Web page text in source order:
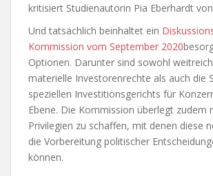
kritisiert Studienautorin Pia Eberhardt von
Und tatsächlich beinhaltet ein
Kommission vom September 2020
Optionen. Darunter sind sowohl
materielle Investorenrechte als auch die
speziellen Investitionsgerichts für
Ebene. Die Kommission überlegt zudem
Privilegien zu schaffen, mit denen diese
die Vorbereitung politischer
können.